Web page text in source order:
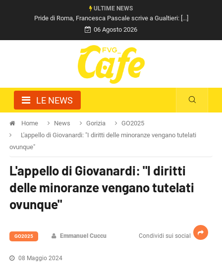
ULTIME NEWS
Pride di Roma, Francesca Pascale scrive a Gualtieri: [...]
06 Agosto 2026
LE NEWS
Home News Gorizia
GO2025
L'appello di Giovanardi: "I diritti delle minoranze vengano tutelati
ovunque"
L'appello di Giovanardi: "I diritti
delle minoranze vengano tutelati
ovunque"
Condividi sui social
GO2025 Emmanuel Cuccu
08 Maggio 2024